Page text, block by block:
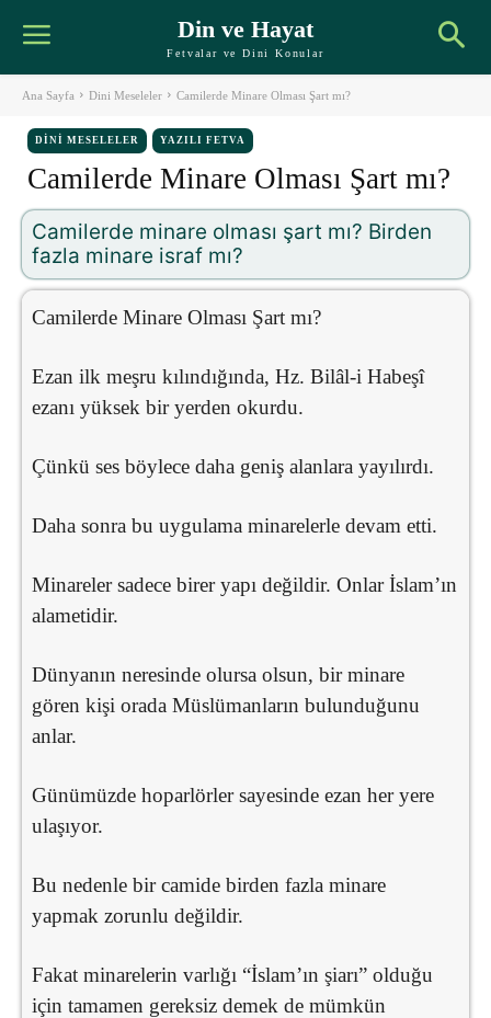
Din ve Hayat
Fetvalar ve Dini Konular
Ana Sayfa Dini Meseleler Camilerde Minare Olması Şart mı?
DINI MESELELER YAZILI FETVA
Camilerde Minare Olması Şart mı?
Camilerde minare olması şart mı? Birden
fazla minare israf mı?
Camilerde Minare Olması Şart mı?
Ezan ilk meşru kılındığında, Hz. Bilâl-i Habeşî
ezanı yüksek bir yerden okurdu.
Çünkü ses böylece daha geniş alanlara yayılırdı.
Daha sonra bu uygulama minarelerle devam etti.
Minareler sadece birer yapı değildir. Onlar İslam’ın
alametidir.
Dünyanın neresinde olursa olsun, bir minare
gören kişi orada Müslümanların bulunduğunu
anlar.
Günümüzde hoparlörler sayesinde ezan her yere
ulaşıyor.
Bu nedenle bir camide birden fazla minare
yapmak zorunlu değildir.
Fakat minarelerin varlığı “İslam’ın şiarı” olduğu
için tamamen gereksiz demek de mümkün